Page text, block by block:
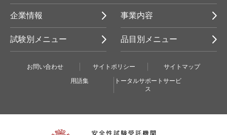
企業情報 事業内容
試験別メニュー 品目別メニュー
お問い合わせ サイトポリシー
サイトマップ
用語集
トータルサポートサービ
ス